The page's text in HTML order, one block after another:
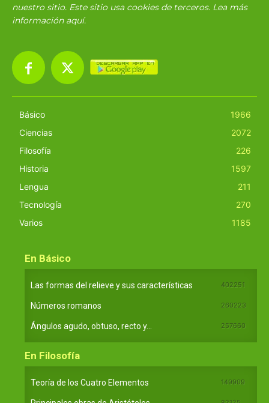
nuestro sitio. Este sitio usa cookies de terceros. Lea más
información aquí.
Básico
1966
Ciencias
2072
Filosofía
226
Historia
1597
Lengua
211
Tecnología
270
Varios
1185
En Básico
Las formas del relieve y sus características 402251
Números romanos 260223
Ángulos agudo, obtuso, recto y... 257660
En Filosofía
Teoría de los Cuatro Elementos 149909